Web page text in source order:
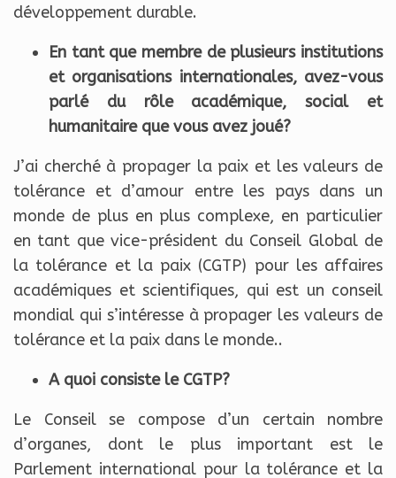
développement durable.
En tant que membre de plusieurs institutions
et organisations internationales, avez-vous
parlé du rôle académique, social et
humanitaire que vous avez joué?
J’ai cherché à propager la paix et les valeurs de
tolérance et d’amour entre les pays dans un
monde de plus en plus complexe, en particulier
en tant que vice-président du Conseil Global de
la tolérance et la paix (CGTP) pour les affaires
académiques et scientifiques, qui est un conseil
mondial qui s’intéresse à propager les valeurs de
tolérance et la paix dans le monde..
A quoi consiste le CGTP?
Le Conseil se compose d’un certain nombre
d’organes, dont le plus important est le
Parlement international pour la tolérance et la